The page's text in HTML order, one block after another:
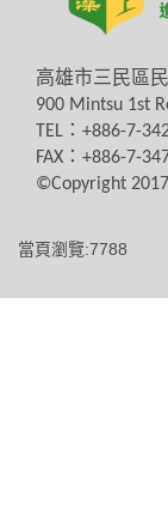
高雄市三民區
900 Mintsu 1st
TEL ： +886-7-
FAX ： +886-7-
©Copyright 2017
當頁瀏覽:7788